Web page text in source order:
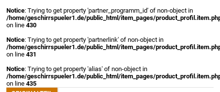
Notice: Trying to get property 'partner_programm_id' of non-object in
/home/geschirrspueler1.de/public_html/item_pages/
on line430
Notice: Trying to get property 'partnerlink' of non-object in
/home/geschirrspueler1.de/public_html/item_pages/
on line431
Notice: Trying to get property 'alias' of non-object in
/home/geschirrspueler1.de/public_html/item_pages/
on line435